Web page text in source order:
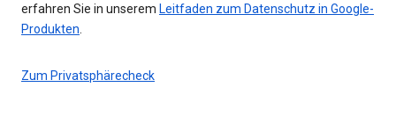
erfahren Sie in unserem Leitfaden zum Datenschutz in Google-
Produkten
Zum Privatsphärecheck